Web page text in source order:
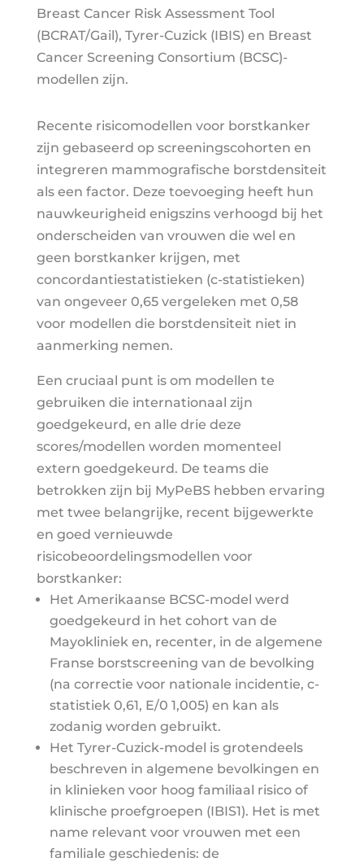
Breast Cancer Risk Assessment Tool
(BCRAT/Gail), Tyrer-Cuzick (IBIS) en Breast
Cancer Screening Consortium (BCSC)-
modellen zijn.
Recente risicomodellen voor borstkanker
zijn gebaseerd op screeningscohorten en
integreren mammografische borstdensiteit
als een factor. Deze toevoeging heeft hun
nauwkeurigheid enigszins verhoogd bij het
onderscheiden van vrouwen die wel en
geen borstkanker krijgen, met
concordantiestatistieken (c-statistieken)
van ongeveer 0,65 vergeleken met 0,58
voor modellen die borstdensiteit niet in
aanmerking nemen.
Een cruciaal punt is om modellen te
gebruiken die internationaal zijn
goedgekeurd, en alle drie deze
scores/modellen worden momenteel
extern goedgekeurd. De teams die
betrokken zijn bij MyPeBS hebben ervaring
met twee belangrijke, recent bijgewerkte
en goed vernieuwde
risicobeoordelingsmodellen voor
borstkanker:
Het Amerikaanse BCSC-model werd
goedgekeurd in het cohort van de
Mayokliniek en, recenter, in de algemene
Franse borstscreening van de bevolking
(na correctie voor nationale incidentie, c-
statistiek 0,61, E/0 1,005) en kan als
zodanig worden gebruikt.
Het Tyrer-Cuzick-model is grotendeels
beschreven in algemene bevolkingen en
in klinieken voor hoog familiaal risico of
klinische proefgroepen (IBIS1). Het is met
name relevant voor vrouwen met een
familiale geschiedenis: de